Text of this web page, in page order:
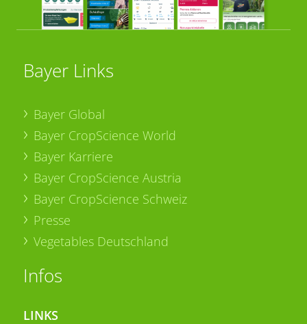
Bayer Links
Bayer Global
Bayer CropScience World
Bayer Karriere
Bayer CropScience Austria
Bayer CropScience Schweiz
Presse
Vegetables Deutschland
Infos
LINKS